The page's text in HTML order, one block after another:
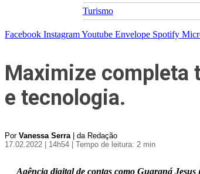
Turismo
Facebook InstagramYoutube Envelope Spotify
Maximize completa
e tecnologia.
Por Vanessa Serra| da Redação
17.02.2022 | 14h54
| Tempo de leitura: 2 min
Agência digital de contas como Guaraná